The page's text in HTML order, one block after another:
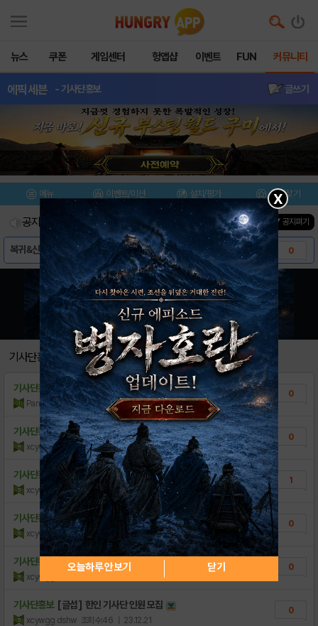
뉴스 쿠폰 게임센터 헝앱샵 이벤트 FUN 커뮤니티
에픽세븐 - 기사단홍보 글쓰기
메뉴 이벤트/미션 설치/평가 즐겨찾기
공지사항 진행중인 이벤트0건 ▼ 공지펴기
복귀&신규 위한 가이드 0
기사단홍보
기사단홍보 글섭 in100 기사단구해봅니닷
Pang PANG 조회수:9 | 25.04.22
0
기사단홍보 글로벌 Mass 한인 식구 모집
xcywgg dshw 조회수:27 | 24.05.17
0
기사단홍보 [글로벌] Mass에서 인재 모집
xcywgg dshw 조회수:55 | 24.01.18
1
기사단홍보 [글섭]한인 모집 합니다~
xcywgg dshw 조회수:30 | 23.12.29
0
기사단홍보 [글로벌] 한인 모집
xcywgg dshw
0
기사단홍보 [글섭] 한인 기사단 인원 모집
xcywgg dshw 조회수:46 | 23.12.21
0
X
오늘하루 안보기 닫기